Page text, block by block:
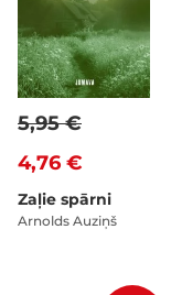
4,76 €
5,95 €
Zaļie spārni
Arnolds Auziņš